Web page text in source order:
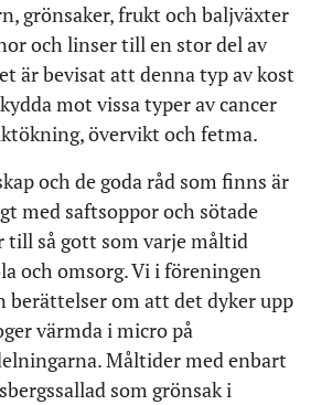
grönsaker, frukt och baljväxter
och linser till en stor del av
är bevisat att denna typ av kost
mot vissa typer av cancer
övervikt och fetma.
och de goda råd som finns är
med saftsoppor och sötade
till så gott som varje måltid
och omsorg. Vi i föreningen
berättelser om att det dyker upp
värmda i micro på
Måltider med enbart
som grönsak i